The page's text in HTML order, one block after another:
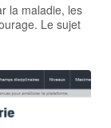
la maladie, les
Le sujet